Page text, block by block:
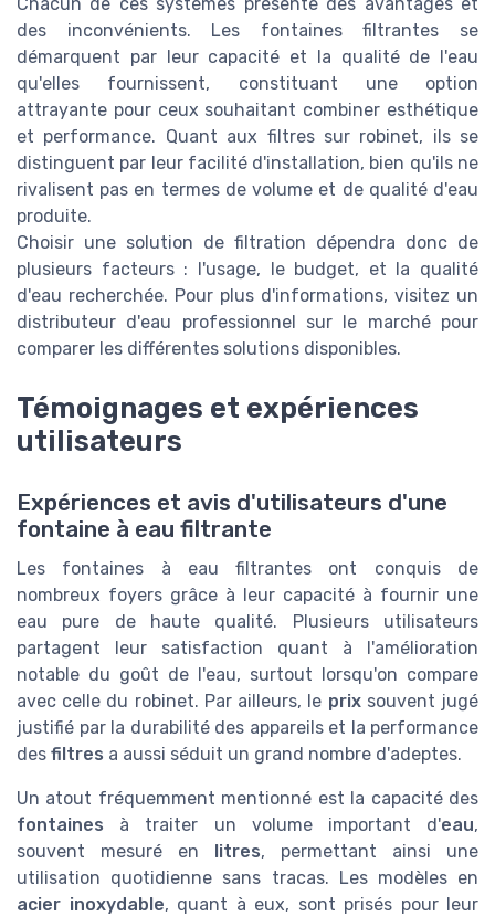
des inconvénients. Les fontaines filtrantes se
démarquent par leur capacité et la qualité de l'eau
qu'elles fournissent, constituant une option
attrayante pour ceux souhaitant combiner esthétique
et performance. Quant aux filtres sur robinet, ils se
distinguent par leur facilité d'installation, bien qu'ils ne
rivalisent pas en termes de volume et de qualité d'eau
produite.
Choisir une solution de filtration dépendra donc de
plusieurs facteurs : l'usage, le budget, et la qualité
d'eau recherchée. Pour plus d'informations, visitez un
distributeur d'eau professionnel sur le marché pour
comparer les différentes solutions disponibles.
Témoignages et expériences
utilisateurs
Expériences et avis d'utilisateurs d'une
fontaine à eau filtrante
Les fontaines à eau filtrantes ont conquis de
nombreux foyers grâce à leur capacité à fournir une
eau pure de haute qualité. Plusieurs utilisateurs
partagent leur satisfaction quant à l'amélioration
notable du goût de l'eau, surtout lorsqu'on compare
avec celle du robinet. Par ailleurs, le prixsouvent jugé
justifié par la durabilité des appareils et la performance
des filtres a aussi séduit un grand nombre d'adeptes.
Un atout fréquemment mentionné est la capacité des
fontaines à traiter un volume important d'eau,
souvent mesuré en litres, permettant ainsi une
utilisation quotidienne sans tracas. Les modèles en
acier inoxydable, quant à eux, sont prisés pour leur